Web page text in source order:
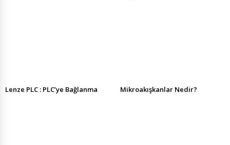
Lenze PLC : PLC’ye Bağlanma Mikroakışkanlar Nedir?